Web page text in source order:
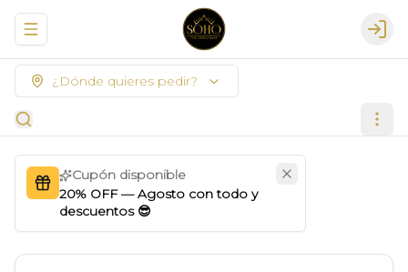
Abrir menu de navegación
¿Dónde quieres pedir?
Cupón disponible
20% OFF — Agosto con todo y
descuentos 😎